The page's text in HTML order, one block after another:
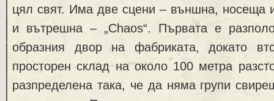
цял свят. Има две сцени – външна, носеща
и вътрешна – „Chaos“. Първата е
образния двор на фабриката, докато
просторен склад на около 100 метра
разпределена така, че да няма групи